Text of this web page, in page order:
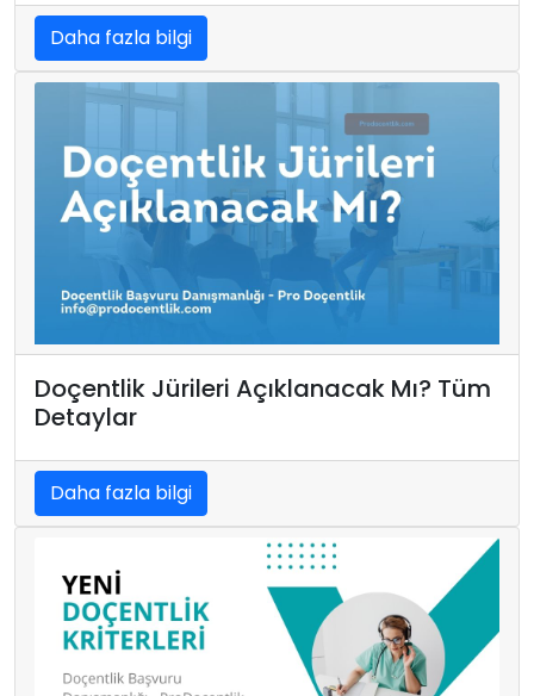
Daha fazla bilgi
Doçentlik Jürileri Açıklanacak Mı? Tüm
Detaylar
Daha fazla bilgi